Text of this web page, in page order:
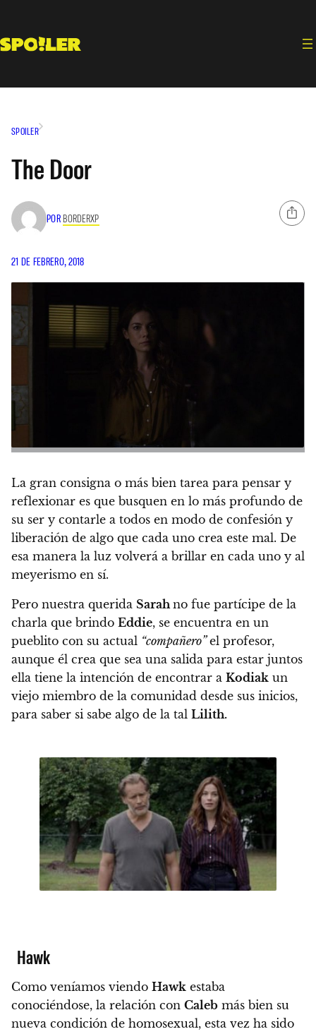
contenido
SPOILER
The Door
POR BORDERXP
21 DE FEBRERO, 2018
La gran consigna o más bien tarea para pensar y
reflexionar es que busquen en lo más profundo de
su ser y contarle a todos en modo de confesión y
liberación de algo que cada uno crea este mal. De
esa manera la luz volverá a brillar en cada uno y al
meyerismo en sí.
Pero nuestra querida Sarah no fue partícipe de la
charla que brindo Eddie, se encuentra en un
pueblito con su actual “compañero”el profesor,
aunque él crea que sea una salida para estar juntos
ella tiene la intención de encontrar a Kodiak un
viejo miembro de la comunidad desde sus inicios,
para saber si sabe algo de la tal Lilith.
Hawk
Como veníamos viendo Hawk estaba
conociéndose, la relación con Caleb más bien su
nueva condición de homosexual, esta vez ha sido